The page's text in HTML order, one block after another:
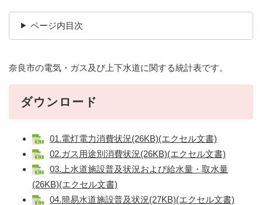
ページ内目次
奈良市の電気・ガス及び上下水道に関する統計表です。
ダウンロード
01.電灯電力消費状況(26KB)(エクセル文書)
02.ガス用途別消費状況(26KB)(エクセル文書)
03.上水道施設普及状況および給水量・取水量
(26KB)(エクセル文書)
04.簡易水道施設普及状況(27KB)(エクセル文書)